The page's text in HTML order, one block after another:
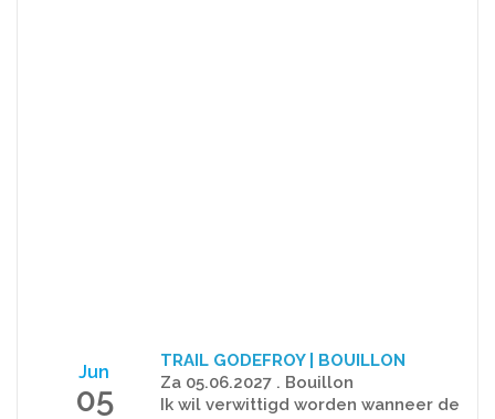
Jun
05
TRAIL GODEFROY | BOUILLON
Za 05.06.2027 . Bouillon
Ik wil verwittigd worden wanneer de